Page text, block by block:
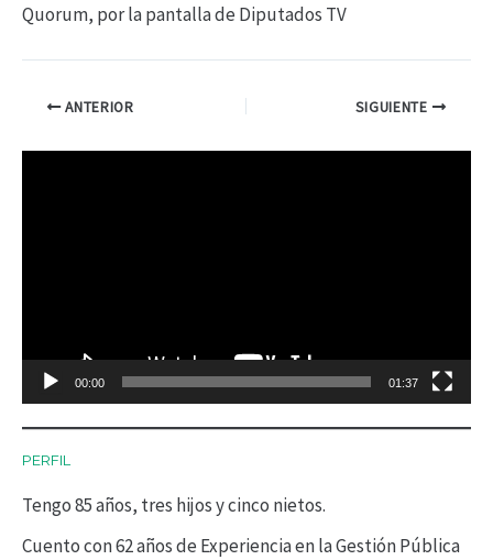
Quorum, por la pantalla de Diputados TV
ANTERIOR SIGUIENTE
d
c
t
o
r
00:00 01:37
PERFIL
Tengo 85 años, tres hijos y cinco nietos.
Cuento con 62 años de Experiencia en la Gestión Pública